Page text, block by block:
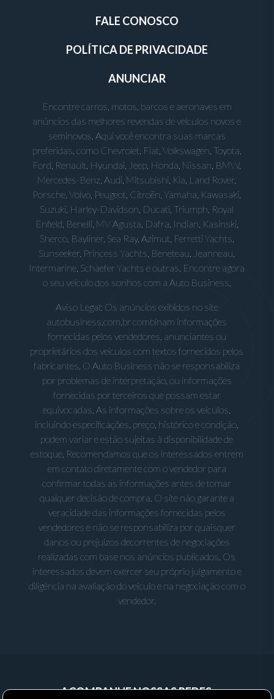
FALE CONOSCO
POLÍTICA DE PRIVACIDADE
ANUNCIAR
Encontre carros, motos, barcos e aeronaves em
anúncios das melhores revendas de veículos novos e
seminovos. Aqui você encontra suas marcas
preferidas, como Chevrolet, Fiat, Volkswagen, Toyota,
Ford, Renault, Hyundai, Jeep, Honda, Nissan, BMW,
Mercedes-Benz, Audi, Mitsubishi, Kia, Land Rover,
Porsche, Volvo, Peugeot, Citroën, Yamaha, Kawasaki,
Suzuki, Harley-Davidson, Ducati, Triumph, Royal
Enfield, Benelli, MV Agusta, Dafra, Indian, Kasinski,
Sherco, Bayliner, Sea Ray, Azimut, Ferretti Yachts,
Sunseeker, Princess Yachts, Beneteau, Jeanneau,
Intermarine, Schaefer Yachts e outras. Encontre agora
o seu veículo dos sonhos com a Auto Business.
Aviso Legal: Os anúncios exibidos no site
autobusiness.com.br combinam informações
fornecidas pelos vendedores, anunciantes ou
proprietários dos veículos com textos fornecidos pelos
fabricantes. O Auto Business não se responsabiliza
por problemas de interpretação, ou informações
fornecidas por terceiros que possam estar
equivocadas. As informações sobre os veículos,
incluindo especificações, preço, histórico e condição,
podem variar e estão sujeitas à disponibilidade de
estoque. Recomendamos que os interessados entrem
em contato diretamente com o vendedor para
confirmar todas as informações antes de tomar
qualquer decisão de compra. O site não garante a
veracidade das informações fornecidas pelos
vendedores e não se responsabiliza por quaisquer
danos ou prejuízos decorrentes de negociações
realizadas com base nos anúncios publicados. Os
interessados devem exercer seu próprio julgamento e
diligência na avaliação do veículo e na negociação com o
vendedor.
ACOMPANHE NOSSAS REDES: